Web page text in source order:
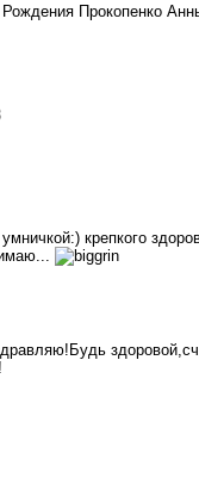
Прокопенко
крепкого